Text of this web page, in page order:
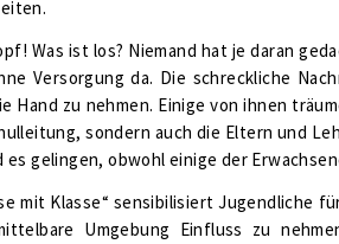
Was ist los? Niemand hat je daran
Versorgung da. Die schreckliche
Hand zu nehmen. Einige von ihnen
sondern auch die Eltern und
es gelingen, obwohl einige der
mit Klasse“ sensibilisiert Jugendliche
Umgebung Einfluss zu